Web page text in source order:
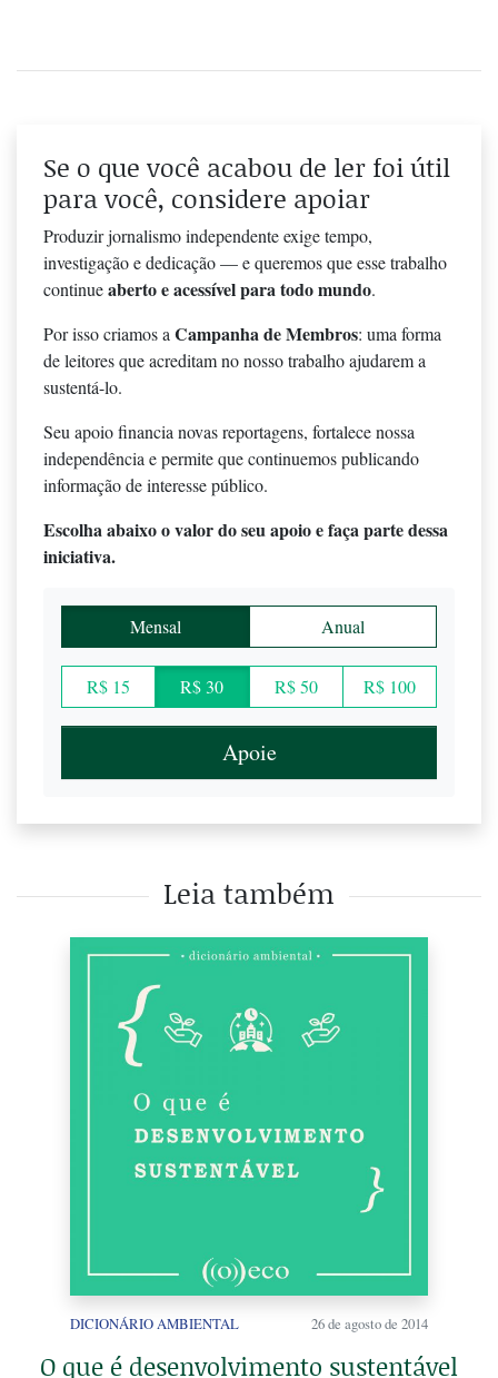
Se o que você acabou de ler foi útil
para você, considere apoiar
Produzir jornalismo independente exige tempo,
investigação e dedicação — e queremos que esse trabalho
continueaberto e acessível para todo mundo.
Por isso criamos aCampanha de Membros: uma forma
de leitores que acreditam no nosso trabalho ajudarem a
sustentá-lo.
Seu apoio financia novas reportagens, fortalece nossa
independência e permite que continuemos publicando
informação de interesse público.
Escolha abaixo o valor do seu apoio e faça parte dessa
iniciativa.
Mensal Anual
R$ 15 R$ 30 R$ 50 R$ 100
Apoie
Leia também
DICIONÁRIO AMBIENTAL 26 de agosto de 2014
O que é desenvolvimento sustentável